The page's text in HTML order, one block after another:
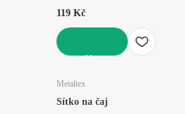
119 Kč
Metaltex
Sítko na čaj